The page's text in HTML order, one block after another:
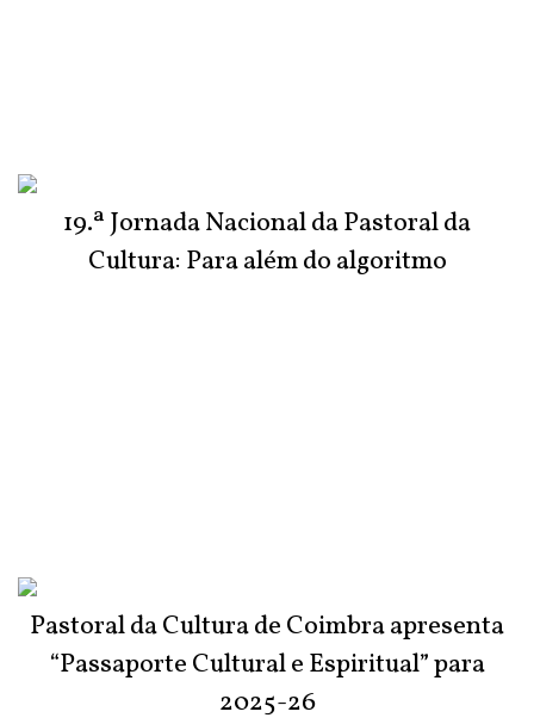
19.ª Jornada Nacional da Pastoral da
Cultura: Para além do algoritmo
Pastoral da Cultura de Coimbra apresenta
“Passaporte Cultural e Espiritual” para
2025-26